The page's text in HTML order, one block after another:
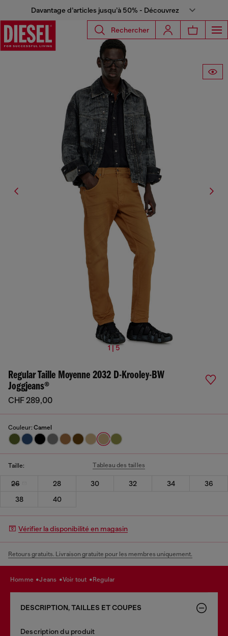
Davantage d’articles jusqu’à 50% - Découvrez
Rechercher
1 | 5
Regular Taille Moyenne 2032 D-Krooley-BW
Joggjeans®
CHF 289,00
Couleur: Camel
Taille: Tableau des tailles
26 28 30 32 34
36
38
40
Vérifier la disponibilité en magasin
Retours gratuits. Livraison gratuite pour les membres uniquement.
homme jeans voir tout regular
DESCRIPTION, TAILLES ET COUPES
Description du produit